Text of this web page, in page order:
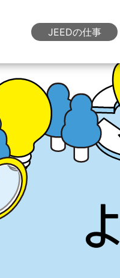
JEEDの仕事
障害者職業カウンセラー職
職業能力開発職
障害者職業訓練職